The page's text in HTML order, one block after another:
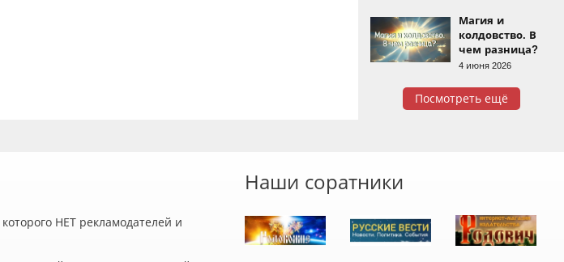
Магия и
колдовство. В
чем разница?
4 июня 2026
Посмотреть ещё
НЕТ рекламодателей и
Наши соратники